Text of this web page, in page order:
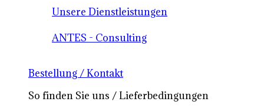
Unsere Dienstleistungen
ANTES - Consulting
Bestellung / Kontakt
So finden Sie uns / Lieferbedingungen